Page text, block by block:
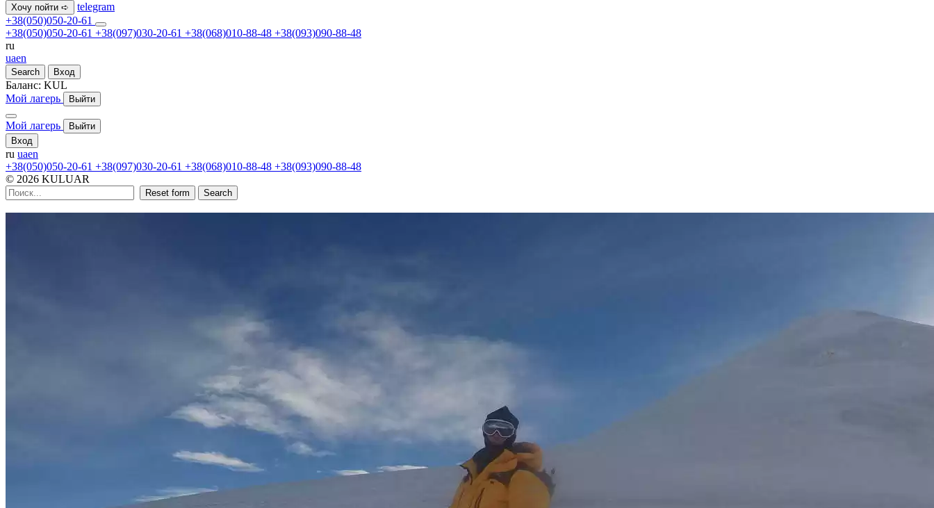
Хочу пойти ➪
telegram
+38(050)050-20-61
+38(050)050-20-61 +38(097)030-20-61 +38(068)010-88-48 +38(093)090-88-48
ru
uaen
Search Вход
Баланс: KUL
Мой лагерь
Выйти
Мой лагерь
Выйти
Вход
ru uaen
+38(050)050-20-61 +38(097)030-20-61 +38(068)010-88-48 +38(093)090-88-48
© 2026 KULUAR
Reset form Search